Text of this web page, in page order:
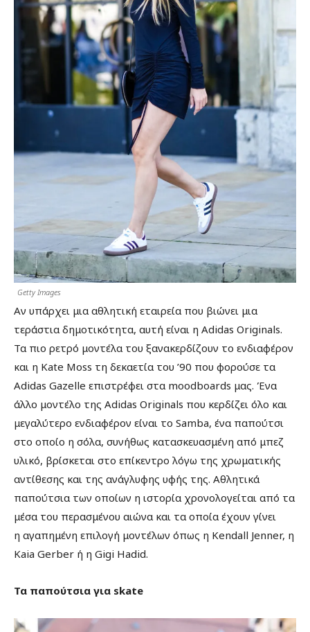
Getty Images
Αν υπάρχει μια αθλητική εταιρεία που βιώνει μια
τεράστια δημοτικότητα, αυτή είναι η Adidas Originals.
Τα πιο ρετρό μοντέλα του ξανακερδίζουν το ενδιαφέρον
και η Kate Moss τη δεκαετία του ’90 που φορούσε τα
Adidas Gazelle επιστρέφει στα moodboards μας. Ένα
άλλο μοντέλο της Adidas Originals που κερδίζει όλο και
μεγαλύτερο ενδιαφέρον είναι το Samba, ένα παπούτσι
στο οποίο η σόλα, συνήθως κατασκευασμένη από μπεζ
υλικό, βρίσκεται στο επίκεντρο λόγω της χρωματικής
αντίθεσης και της ανάγλυφης υφής της. Αθλητικά
παπούτσια των οποίων η ιστορία χρονολογείται από τα
μέσα του περασμένου αιώνα και τα οποία έχουν γίνει
η αγαπημένη επιλογή μοντέλων όπως η Kendall Jenner, η
Kaia Gerber ή η Gigi Hadid.
Τα παπούτσια για skate